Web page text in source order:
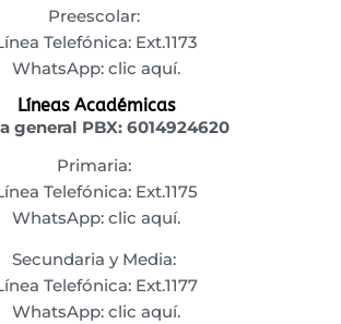
Preescolar:
Telefónica: Ext.1173
WhatsApp: clic aquí.
Líneas Académicas
general PBX: 6014924620
Primaria:
Telefónica: Ext.1175
WhatsApp: clic aquí.
Secundaria y Media:
Telefónica: Ext.1177
WhatsApp: clic aquí.